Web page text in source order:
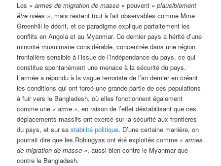
Les «armes de migration de masse » peuvent «plausiblement
être niées », mais restent tout à fait observables comme Mme
Greenhill le décrit, et ce paradigme explique parfaitement les
conflits en Angola et au Myanmar. Ce dernier pays a hérité d’une
minorité musulmane considérable, concentrée dans une région
frontalière sensible à l’issue de l’indépendance du pays, ce qui
constitue spontanément une menace à la sécurité du pays.
L’armée a répondu à la vague terroriste de l’an dernier en créant
les conditions qui ont forcé une grande partie de ces populations
à fuir vers le Bangladesh, où elles fonctionnent également
comme une «arme », en raison de l’effet déstabilisant que ces
déplacements massifs ont exercé sur la sécurité aux frontières
du pays, et sur sastabilité politique. D’une certaine manière, on
pourrait dire que les Rohingyas ont été exploités comme « armes
de migration de masse », aussi bien contre le Myanmar que
contre le Bangladesh.